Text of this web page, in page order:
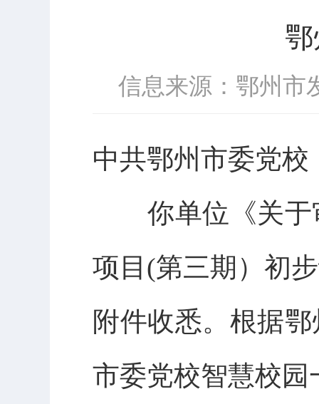
信息来源：鄂州市
中共鄂州市委党校
你单位 《关于
项目 (第三期）初
附件收悉。 根据鄂
市委党校智慧校